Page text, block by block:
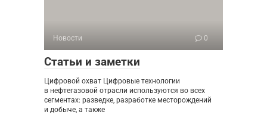
Новости 0
Статьи и заметки
Цифровой охват Цифровые технологии
в нефтегазовой отрасли используются во всех
сегментах: разведке, разработке месторождений
и добыче, а также